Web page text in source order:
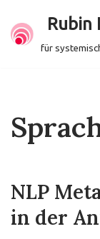
Zum
Rubin
für
NLP
in der